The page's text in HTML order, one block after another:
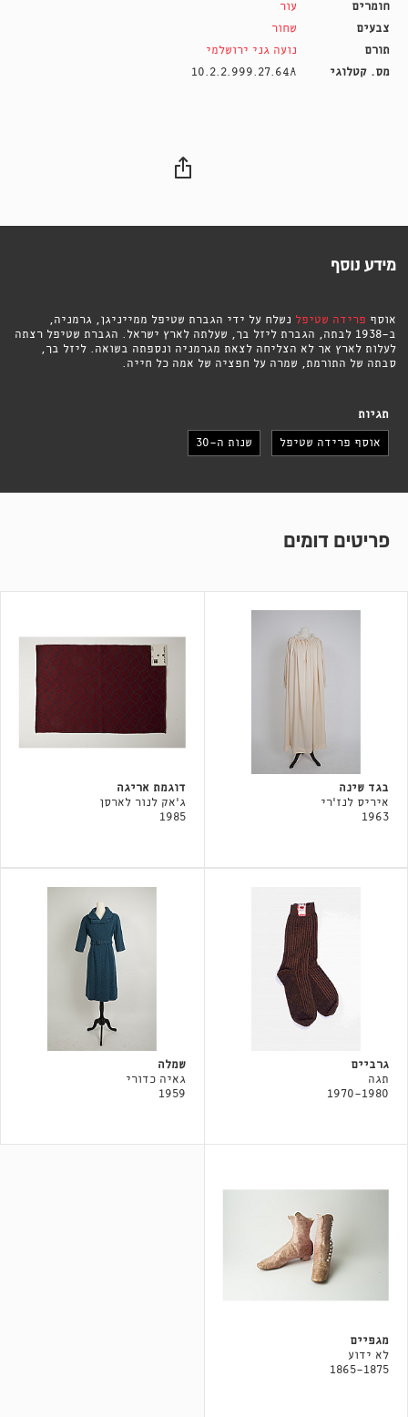
חומרים
עור
צבעים
שחור
תורם
נועה גני ירושלמי
מס. קטלוגי
10.2.2.999.27.64A
מידע נוסף
אוסף פרידה שטיפל נשלח על ידי הגברת שטיפל ממייניגן, גרמניה,
ב-1938 לבתה, הגברת ליזל בך, שעלתה לארץ ישראל. הגברת שטיפל רצתה
לעלות לארץ אך לא הצליחה לצאת מגרמניה ונספתה בשואה. ליזל בך,
סבתה של התורמת, שמרה על חפציה של אמה כל חייה.
תגיות
אוסף פרידה שטיפל שנות ה-30
פריטים דומים
בגד שינה
איריס לנז'רי
1963
דוגמת אריגה
ג'אק לנור לארסן
1985
גרביים
תגה
1970-1980
שמלה
גאיה כדורי
1959
מגפיים
לא ידוע
1865-1875